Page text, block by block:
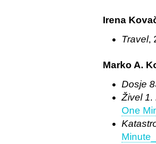
Irena
Travel,
Marko A.
Dosje
Živel 1.
One